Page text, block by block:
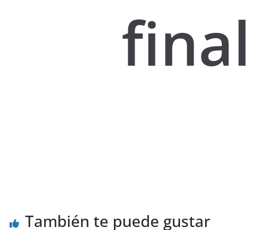
final
También te puede gustar